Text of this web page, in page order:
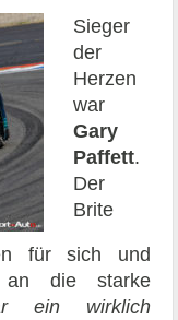
Sieger
der
Herzen
war
Gary
Paffett.
Der
Brite
für sich und
an die starke
ein wirklich